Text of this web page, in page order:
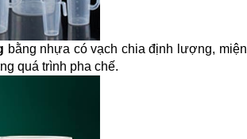
bằng nhựa có vạch chia định lượng,
quá trình pha chế.